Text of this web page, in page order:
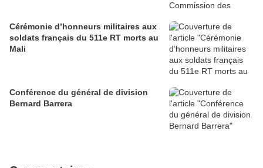
Cérémonie d’honneurs militaires aux
soldats français du 511e RT morts au
Mali
Conférence du général de division
Bernard Barrera